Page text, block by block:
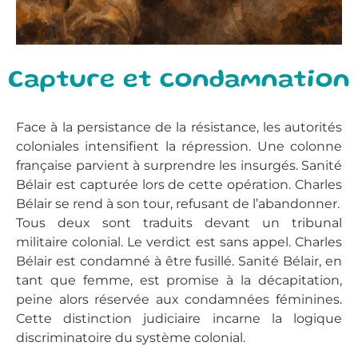
Capture et condamnation
Face à la persistance de la résistance, les autorités
coloniales intensifient la répression. Une colonne
française parvient à surprendre les insurgés. Sanité
Bélair est capturée lors de cette opération. Charles
Bélair se rend à son tour, refusant de l’abandonner.
Tous deux sont traduits devant un tribunal
militaire colonial. Le verdict est sans appel. Charles
Bélair est condamné à être fusillé. Sanité Bélair, en
tant que femme, est promise à la décapitation,
peine alors réservée aux condamnées féminines.
Cette distinction judiciaire incarne la logique
discriminatoire du système colonial.